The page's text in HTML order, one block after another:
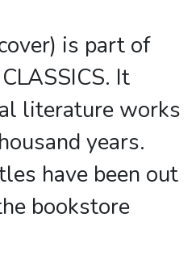
is part of
It
literature works
years.
have been out
bookstore